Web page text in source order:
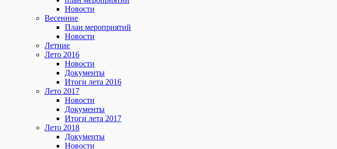
Новости
Весенние
План мероприятий
Новости
Летние
Лето 2016
Новости
Документы
Итоги лета 2016
Лето 2017
Новости
Документы
Итоги лета 2017
Лето 2018
Документы
Новости